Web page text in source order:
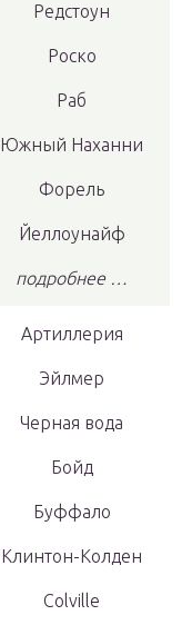
Редстоун
Роско
Раб
Южный Наханни
Форель
Йеллоунайф
подробнее …
Артиллерия
Эйлмер
Черная вода
Бойд
Буффало
Клинтон-Колден
Colville